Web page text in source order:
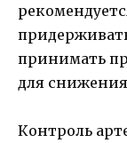
принимать
для
Контроль